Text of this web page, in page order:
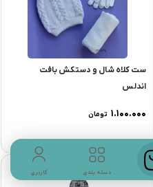
ست کلاه شال و دستکش بافت
اندلس
۱.۱۰۰.۰۰۰ تومان
دسته بندی کاربری